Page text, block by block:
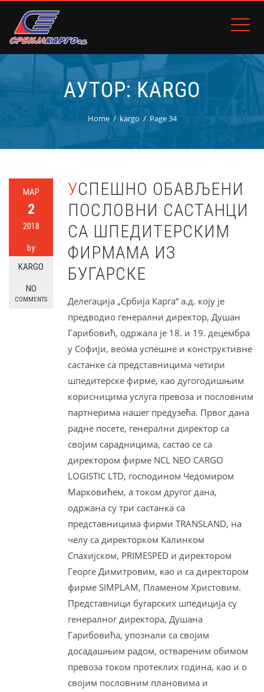
АУТОР: KARGO
Home kargo Page 34
МАР
2
2018
by
KARGO
NO
COMMENTS
УСПЕШНО ОБАВЉЕНИ
ПОСЛОВНИ САСТАНЦИ
СА ШПЕДИТЕРСКИМ
ФИРМАМА ИЗ
БУГАРСКЕ
Делегација „Србија Карга“ а.д. коју је
предводио генерални директор, Душан
Гарибовић, одржала је 18. и 19. децембра
у Софији, веома успешне и конструктивне
састанке са представницима четири
шпедитерске фирме, као дугогодишњим
корисницима услуга превоза и пословним
партнерима нашег предузећа. Првог дана
радне посете, генерални директор са
својим сарадницима, састао се са
директором фирме NCL NEO CARGO
LOGISTIC LTD, господином Чедомиром
Марковићем, а током другог дана,
одржана су три састанка са
представницима фирми TRANSLAND, на
челу са директорком Калинком
Спахијском, PRIMESPED и директором
Георге Димитровим, као и са директором
фирме SIMPLAM, Пламеном Христовим.
Представници бугарских шпедиција су
генералног директора, Душана
Гарибовића, упознали са својим
досадашњим радом, оствареним обимом
превоза током протеклих година, као и о
својим пословним плановима и